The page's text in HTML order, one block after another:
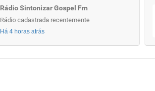
Rádio Sintonizar Gospel Fm
Rádio cadastrada recentemente
Há 4 horas atrás